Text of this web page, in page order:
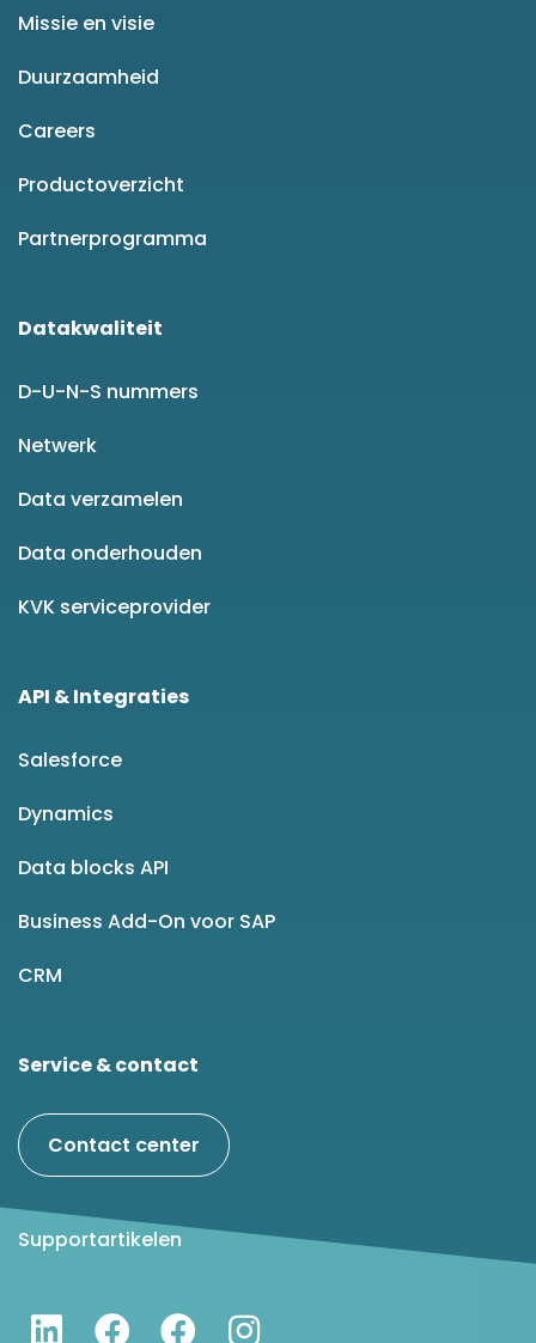
Missie en visie
Duurzaamheid
Careers
Productoverzicht
Partnerprogramma
Datakwaliteit
D-U-N-S nummers
Netwerk
Data verzamelen
Data onderhouden
KVK serviceprovider
API & Integraties
Salesforce
Dynamics
Data blocks API
Business Add-On voor SAP
CRM
Service & contact
Contact center
Supportartikelen